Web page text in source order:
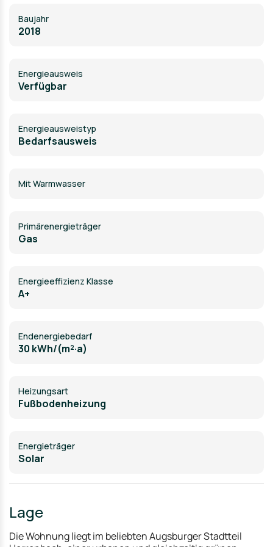
Baujahr
2018
Energieausweis
Verfügbar
Energie­ausweistyp
Bedarfsausweis
Mit Warmwasser
Primärenergieträger
Gas
Energieeffizienz Klasse
A+
Endenergiebedarf
30 kWh/(m²·a)
Heizungsart
Fußbodenheizung
Energieträger
Solar
Lage
Die Wohnung liegt im beliebten Augsburger Stadtteil